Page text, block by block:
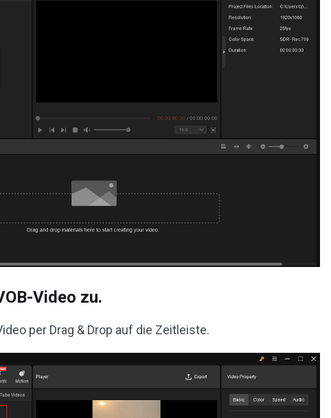
Video zu.
per Drag & Drop auf die Zeitleiste.